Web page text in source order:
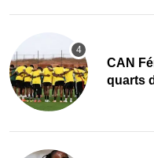
CAN
quarts